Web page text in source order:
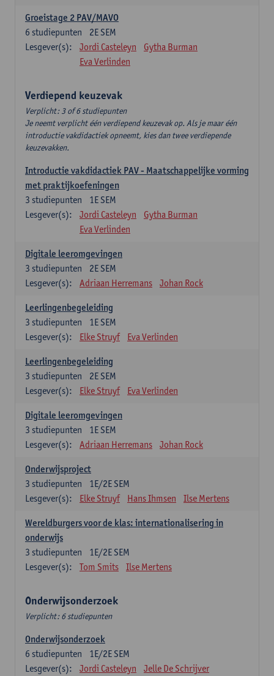
Groeistage 2 PAV/MAVO
2E SEM
6 studiepunten
Lesgever(s):
Jordi Casteleyn
Gytha Burman
Eva Verlinden
Verdiepend keuzevak
Verplicht: 3 of 6 studiepunten
Je neemt verplicht één verdiepend keuzevak op. Als je maar één
introductie vakdidactiek opneemt, kies dan twee verdiepende
keuzevakken.
Introductie vakdidactiek PAV - Maatschappelijke vorming
met praktijkoefeningen
1E SEM
3 studiepunten
Lesgever(s):
Jordi Casteleyn
Gytha Burman
Eva Verlinden
Digitale leeromgevingen
2E SEM
3 studiepunten
Lesgever(s):
Adriaan Herremans Johan Rock
Leerlingenbegeleiding
1E SEM
3 studiepunten
Lesgever(s):
Elke Struyf Eva Verlinden
Leerlingenbegeleiding
2E SEM
3 studiepunten
Lesgever(s):
Elke Struyf Eva Verlinden
Digitale leeromgevingen
1E SEM
3 studiepunten
Lesgever(s):
Adriaan Herremans Johan Rock
Onderwijsproject
1E/2E SEM
3 studiepunten
Lesgever(s):
Elke Struyf Hans Ihmsen Ilse Mertens
Wereldburgers voor de klas: internationalisering in
onderwijs
1E/2E SEM
3 studiepunten
Lesgever(s):
Tom Smits Ilse Mertens
Onderwijsonderzoek
Verplicht: 6 studiepunten
Onderwijsonderzoek
1E/2E SEM
6 studiepunten
Lesgever(s):
Jordi Casteleyn Jelle De Schrijver